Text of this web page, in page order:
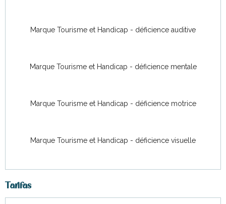
Marque Tourisme et Handicap - déficience auditive
Marque Tourisme et Handicap - déficience mentale
Marque Tourisme et Handicap - déficience motrice
Marque Tourisme et Handicap - déficience visuelle
Tarifas